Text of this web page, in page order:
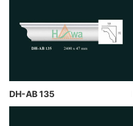
DH-AB 135